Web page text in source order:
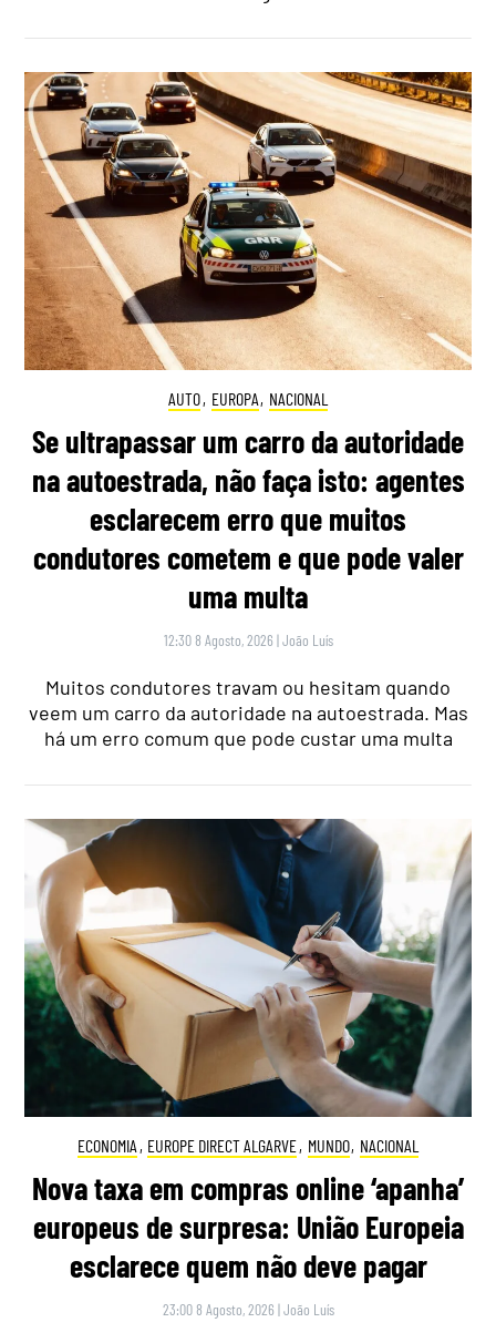
AUTO, EUROPA, NACIONAL
Se ultrapassar um carro da autoridade
na autoestrada, não faça isto: agentes
esclarecem erro que muitos
condutores cometem e que pode valer
uma multa
12:30 8 Agosto, 2026 |João Luís
Muitos condutores travam ou hesitam quando
veem um carro da autoridade na autoestrada. Mas
há um erro comum que pode custar uma multa
ECONOMIA , EUROPE DIRECT ALGARVE, MUNDO, NACIONAL
Nova taxa em compras online ‘apanha’
europeus de surpresa: União Europeia
esclarece quem não deve pagar
23:00 8 Agosto, 2026 |João Luís